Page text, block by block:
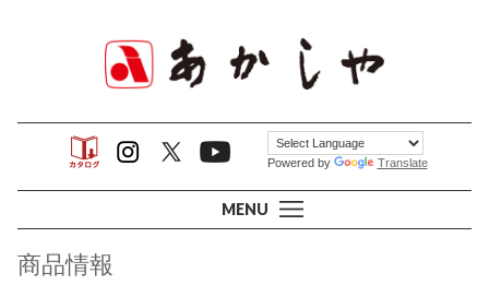
MENU
Powered by Translate
商品情報